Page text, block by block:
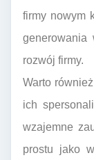
firmy nowym
generowania
rozwój firmy.
Warto
ich
wzajemne
prostu jako